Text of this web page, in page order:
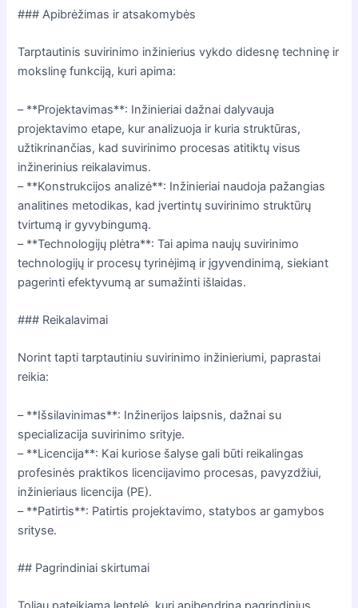
### Apibrėžimas ir atsakomybės
Tarptautinis suvirinimo inžinierius vykdo didesnę techninę ir
mokslinę funkciją, kuri apima:
– **Projektavimas**: Inžinieriai dažnai dalyvauja
projektavimo etape, kur analizuoja ir kuria struktūras,
užtikrinančias, kad suvirinimo procesas atitiktų visus
inžinerinius reikalavimus.
– **Konstrukcijos analizė**: Inžinieriai naudoja pažangias
analitines metodikas, kad įvertintų suvirinimo struktūrų
tvirtumą ir gyvybingumą.
– **Technologijų plėtra**: Tai apima naujų suvirinimo
technologijų ir procesų tyrinėjimą ir įgyvendinimą, siekiant
pagerinti efektyvumą ar sumažinti išlaidas.
### Reikalavimai
Norint tapti tarptautiniu suvirinimo inžinieriumi, paprastai
reikia:
– **Išsilavinimas**: Inžinerijos laipsnis, dažnai su
specializacija suvirinimo srityje.
– **Licencija**: Kai kuriose šalyse gali būti reikalingas
profesinės praktikos licencijavimo procesas, pavyzdžiui,
inžinieriaus licencija (PE).
– **Patirtis**: Patirtis projektavimo, statybos ar gamybos
srityse.
## Pagrindiniai skirtumai